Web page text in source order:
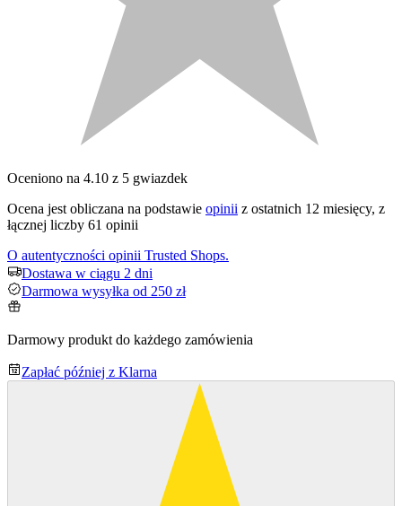
Oceniono na 4.10 z 5 gwiazdek
Ocena jest obliczana na podstawie opinii z ostatnich 12 miesięcy, z
łącznej liczby 61 opinii
O autentyczności opinii Trusted Shops.
Dostawa w ciągu 2 dni
Darmowa wysyłka od 250 zł
Darmowy produkt do każdego zamówienia
Zapłać później z Klarna